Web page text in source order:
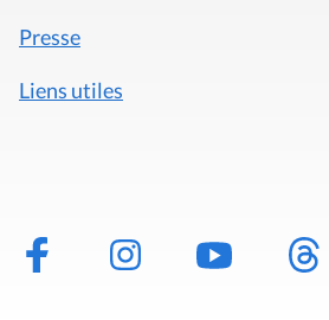
Presse
Liens utiles